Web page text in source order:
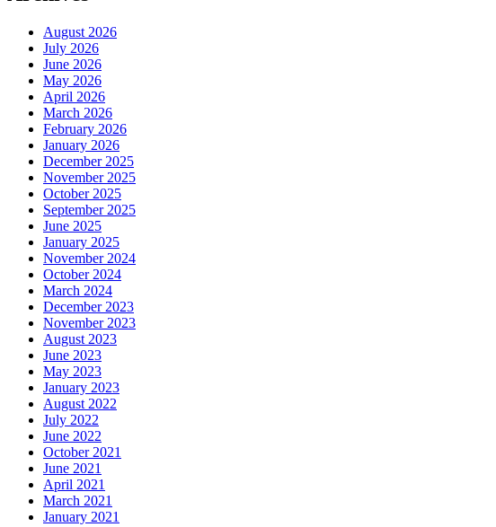
August 2026
July 2026
June 2026
May 2026
April 2026
March 2026
February 2026
January 2026
December 2025
November 2025
October 2025
September 2025
June 2025
January 2025
November 2024
October 2024
March 2024
December 2023
November 2023
August 2023
June 2023
May 2023
January 2023
August 2022
July 2022
June 2022
October 2021
June 2021
April 2021
March 2021
January 2021